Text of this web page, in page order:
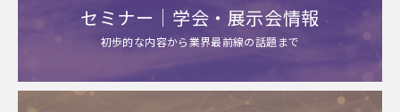
セミナー｜学会・展示会情報
初歩的な内容から業界最前線の話題まで